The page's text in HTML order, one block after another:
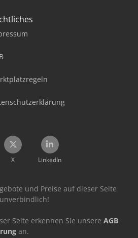
X LinkedIn
und Preise auf dieser Seite
Seite erkennen Sie unsere AGB
an.